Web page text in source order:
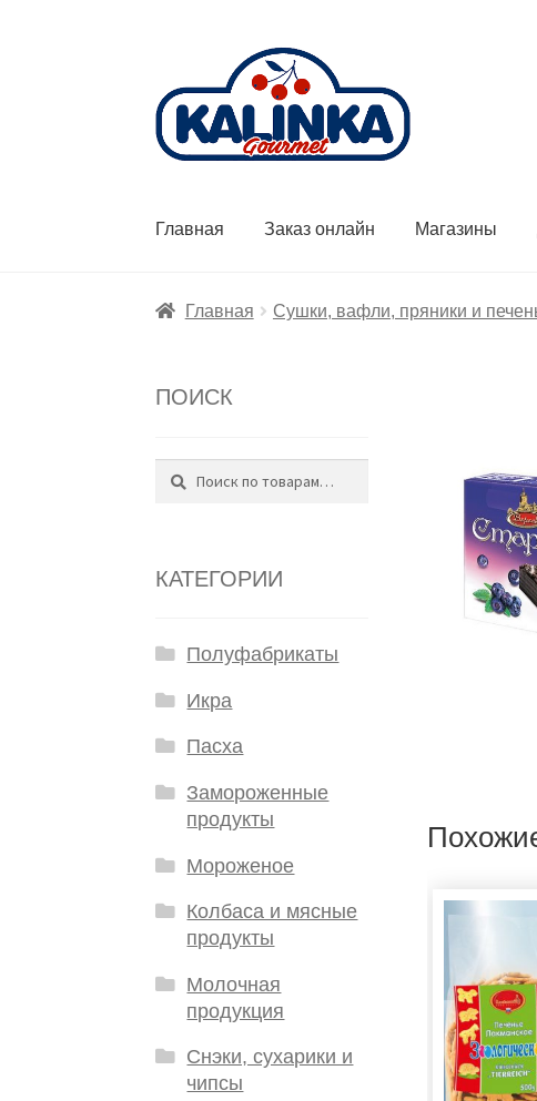
навигации
содержимому
Главная Заказ онлайн Магазины
Главная Сушки, вафли, пряники и
ПОИСК
Искать:
Поиск
КАТЕГОРИИ
Полуфабрикаты
Икра
Пасха
Замороженные
продукты
Мороженое
Колбаса и мясные
продукты
Молочная
продукция
Снэки, сухарики и
чипсы